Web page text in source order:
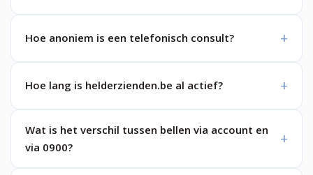
Hoe anoniem is een telefonisch consult?
Hoe lang is helderzienden.be al actief?
Wat is het verschil tussen bellen via account en
via 0900?